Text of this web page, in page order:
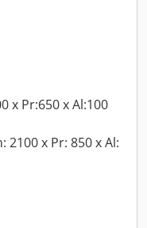
x Pr:650 x Al:100
x Pr: 850 x Al: